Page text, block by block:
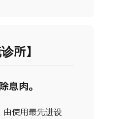
所】
息肉。
使用最先进设